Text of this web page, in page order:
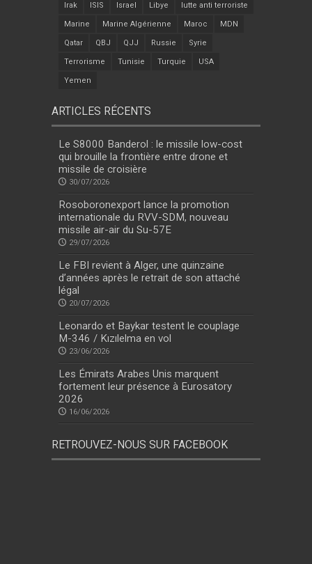
Irak ISIS Israel Libye lutte anti terroriste
Marine Marine Algérienne Maroc MDN
Qatar QBJ QJJ Russie Syrie
Terrorisme Tunisie Turquie USA
Yemen
ARTICLES RÉCENTS
Le S8000 Banderol : le missile low-cost
qui brouille la frontière entre drone et
missile de croisière
30/07/2026
Rosoboronexport lance la promotion
internationale du RVV-SDM, nouveau
missile air-air du Su-57E
29/07/2026
Le FBI revient à Alger, une quinzaine
d’années après le retrait de son attaché
légal
20/07/2026
Leonardo et Baykar testent le couplage
M-346 / Kızılelma en vol
23/06/2026
Les Émirats Arabes Unis marquent
fortement leur présence à Eurosatory
2026
16/06/2026
RETROUVEZ-NOUS SUR FACEBOOK